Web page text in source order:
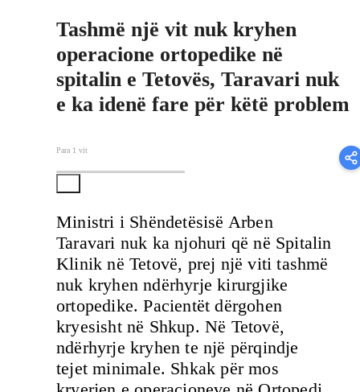
Tashmë një vit nuk kryhen
operacione ortopedike në
spitalin e Tetovës, Taravari nuk
e ka idenë fare për këtë problem
Para 1 vit
Ministri i Shëndetësisë Arben
Taravari nuk ka njohuri që në Spitalin
Klinik në Tetovë, prej një viti tashmë
nuk kryhen ndërhyrje kirurgjike
ortopedike. Pacientët dërgohen
kryesisht në Shkup. Në Tetovë,
ndërhyrje kryhen te një përqindje
tejet minimale. Shkak për mos